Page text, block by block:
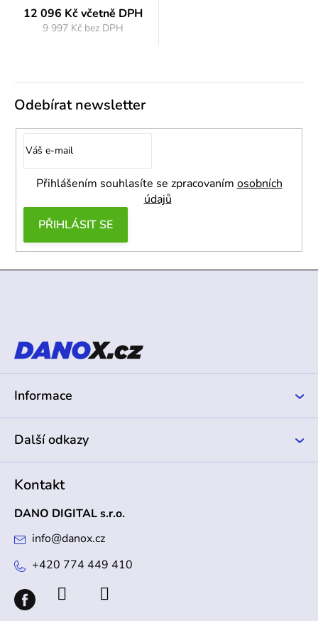
12 096 Kčvčetně DPH
9 997 Kč bez DPH
Odebírat newsletter
Přihlášením souhlasíte se zpracovaním osobních
údajů
PŘIHLÁSIT SE
t
Informace
Další odkazy
Kontakt
DANO DIGITAL s.r.o.
info@danox.cz
+420 774 449 410